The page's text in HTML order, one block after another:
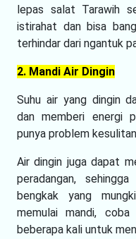
lepas salat Tarawih
istirahat dan bisa
terhindar dari ngantuk
2. Mandi Air Dingin
Suhu air yang dingin
dan memberi energi
punya problem
Air dingin juga dapat
peradangan,
bengkak yang
memulai mandi,
beberapa kali untuk